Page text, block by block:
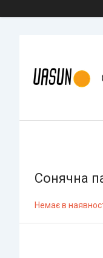
Сонячна
Немає в